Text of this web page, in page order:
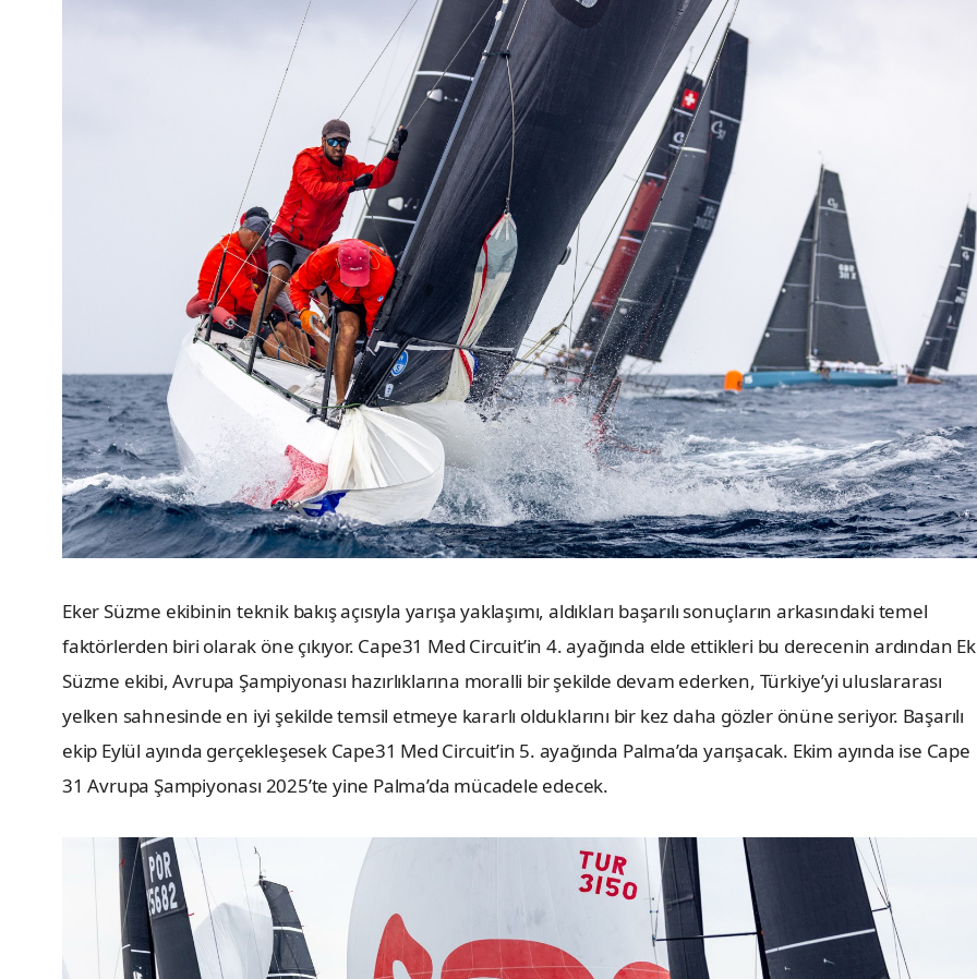
Eker Süzme ekibinin teknik bakış açısıyla yarışa yaklaşımı, aldıkları başarılı sonuçların arkasındaki temel
faktörlerden biri olarak öne çıkıyor. Cape31 Med Circuit’in 4. ayağında elde ettikleri bu derecenin ardından
Süzme ekibi, Avrupa Şampiyonası hazırlıklarına moralli bir şekilde devam ederken, Türkiye’yi uluslararası
yelken sahnesinde en iyi şekilde temsil etmeye kararlı olduklarını bir kez daha gözler önüne seriyor. Başarılı
ekip Eylül ayında gerçekleşesek Cape31 Med Circuit’in 5. ayağında Palma’da yarışacak. Ekim ayında ise Cape
31 Avrupa Şampiyonası 2025’te yine Palma’da mücadele edecek.